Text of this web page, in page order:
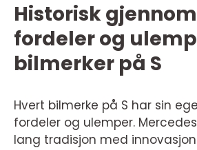
Historisk
fordeler og
bilmerker på S
Hvert bilmerke på S har sin
fordeler og ulemper.
lang tradisjon med